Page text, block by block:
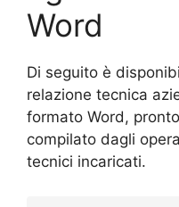
Word
Di seguito è
relazione tecnica
formato Word,
compilato dagli
tecnici incaricati.